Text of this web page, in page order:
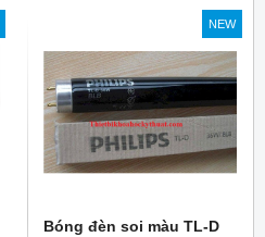
Sản phẩm được sản xuất
bởi hãng Philips, xuất xứ
Ba lan
NEW
Bóng đèn soi màu TL-D